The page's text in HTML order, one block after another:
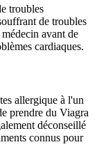
troubles
de troubles
avant de
cardiaques.
allergique à l'un
prendre du Viagra
déconseillé
connus pour